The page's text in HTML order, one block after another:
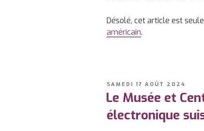
Désolé, cet article est
américain.
PUBLIÉ
LE
SAMEDI 17 AOÛT 2024
Le Musée et
électronique